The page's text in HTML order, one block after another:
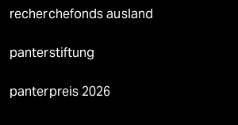
recherchefonds ausland
panterstiftung
panterpreis 2026